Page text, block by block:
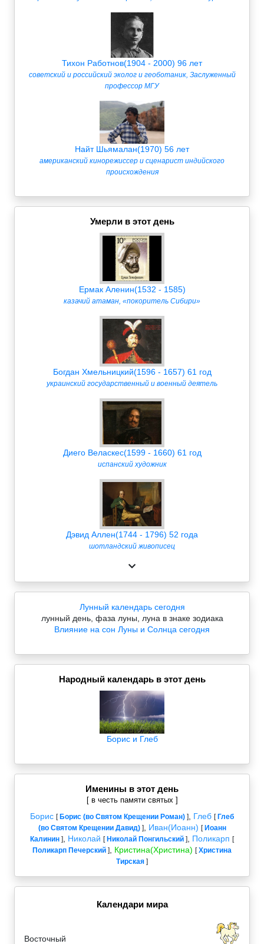
Тихон Работнов(1904 - 2000) 96 лет
советский и российский эколог и геоботаник, Заслуженный
профессор МГУ
Найт Шьямалан(1970) 56 лет
американский кинорежиссер и сценарист индийского
происхождения
Умерли в этот день
Ермак Аленин(1532 - 1585)
казачий атаман, «покоритель Сибири»
Богдан Хмельницкий(1596 - 1657) 61 год
украинский государственный и военный деятель
Диего Веласкес(1599 - 1660) 61 год
испанский художник
Дэвид Аллен(1744 - 1796) 52 года
шотландский живописец
Лунный календарь сегодня
лунный день, фаза луны, луна в знаке зодиака
Влияние на сон Луны и Солнца сегодня
Народный календарь в этот день
Борис и Глеб
Именины в этот день
[ в честь памяти святых ]
Борис [ Борис (во Святом Крещении Роман) ] Глеб [ Глеб
(во Святом Крещении Давид)], Иван(Иоанн) [ Иоанн
Калинин ] Николай [ Николай Понгильский ] Поликарп [
Поликарп Печерский ] Кристина(Христина) [Христина
Тирская ]
Календари мира
Восточный